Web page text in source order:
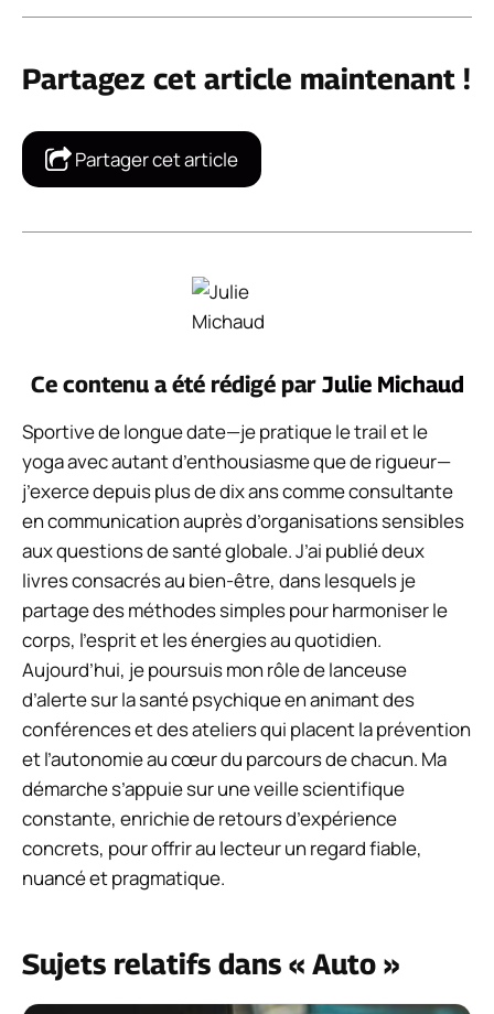
Partagez cet article maintenant !
Partager cet article
Ce contenu a été rédigé par Julie Michaud
Sportive de longue date—je pratique le trail et le
yoga avec autant d’enthousiasme que de rigueur—
j’exerce depuis plus de dix ans comme consultante
en communication auprès d’organisations sensibles
aux questions de santé globale. J’ai publié deux
livres consacrés au bien-être, dans lesquels je
partage des méthodes simples pour harmoniser le
corps, l’esprit et les énergies au quotidien.
Aujourd’hui, je poursuis mon rôle de lanceuse
d’alerte sur la santé psychique en animant des
conférences et des ateliers qui placent la prévention
et l’autonomie au cœur du parcours de chacun. Ma
démarche s’appuie sur une veille scientifique
constante, enrichie de retours d’expérience
concrets, pour offrir au lecteur un regard fiable,
nuancé et pragmatique.
Sujets relatifs dans « Auto »